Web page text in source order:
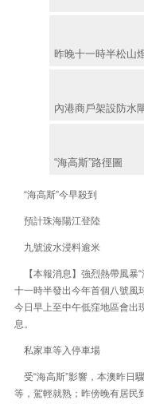
昨晚十一時半松山
內港商戶架設防水
“海高斯”路徑圖
“海高斯”今早殺到
預計珠海陽江登陸
九號波水浸料逾米
【本報消息】強烈熱帶風暴“
十一時半發出今年首個八號風
今日早上至中午低窪地區會出
息。
私家車等入停車場
受“海高斯”影響，本澳昨日
等，駕輕就熟；昨傍晚有居民